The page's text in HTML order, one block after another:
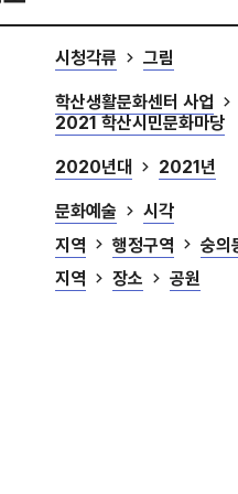
시청각류 그림
학산생활문화센터 사업
2021 학산시민문화마당
2020년대 2021년
문화예술
시각
지역
행정구역
숭의
지역
장소 공원